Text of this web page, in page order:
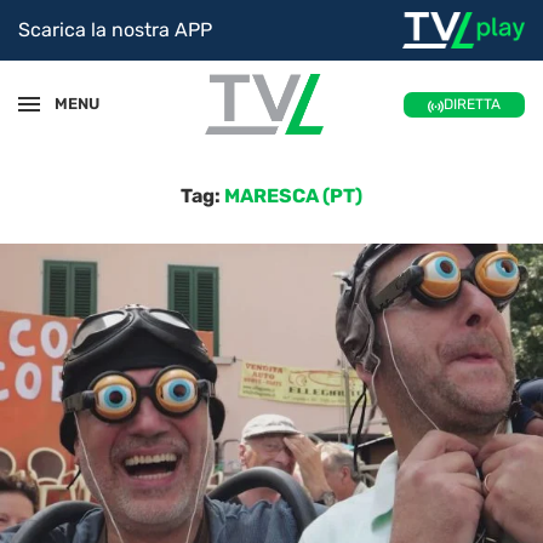
Scarica la nostra APP
MENU DIRETTA
Tag: MARESCA (PT)